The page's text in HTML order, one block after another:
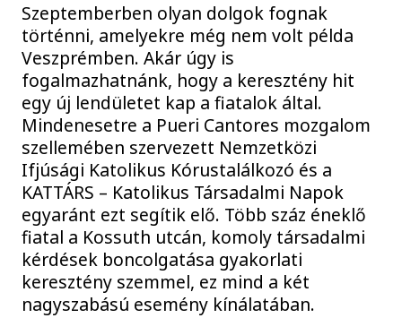
Szeptemberben olyan dolgok fognak
történni, amelyekre még nem volt példa
Veszprémben. Akár úgy is
fogalmazhatnánk, hogy a keresztény hit
egy új lendületet kap a fiatalok által.
Mindenesetre a Pueri Cantores mozgalom
szellemében szervezett Nemzetközi
Ifjúsági Katolikus Kórustalálkozó és a
KATTÁRS – Katolikus Társadalmi Napok
egyaránt ezt segítik elő. Több száz éneklő
fiatal a Kossuth utcán, komoly társadalmi
kérdések boncolgatása gyakorlati
keresztény szemmel, ez mind a két
nagyszabású esemény kínálatában.